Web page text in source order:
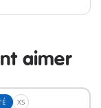
aimer
XS